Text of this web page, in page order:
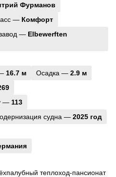
Фурманов
— Комфорт
— Elbewerften
16.7 м Осадка — 2.9 м
— 113
судна — 2025 год
теплоход-пансионат